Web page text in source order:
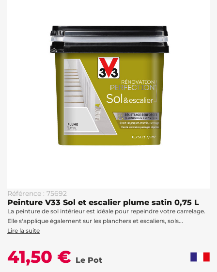
Référence : 75692
Peinture V33 Sol et escalier plume satin 0,75 L
La peinture de sol intérieur est idéale pour repeindre votre carrelage.
Elle s'applique également sur les planchers et escaliers, sols...
Lire la suite
41,50 € Le Pot